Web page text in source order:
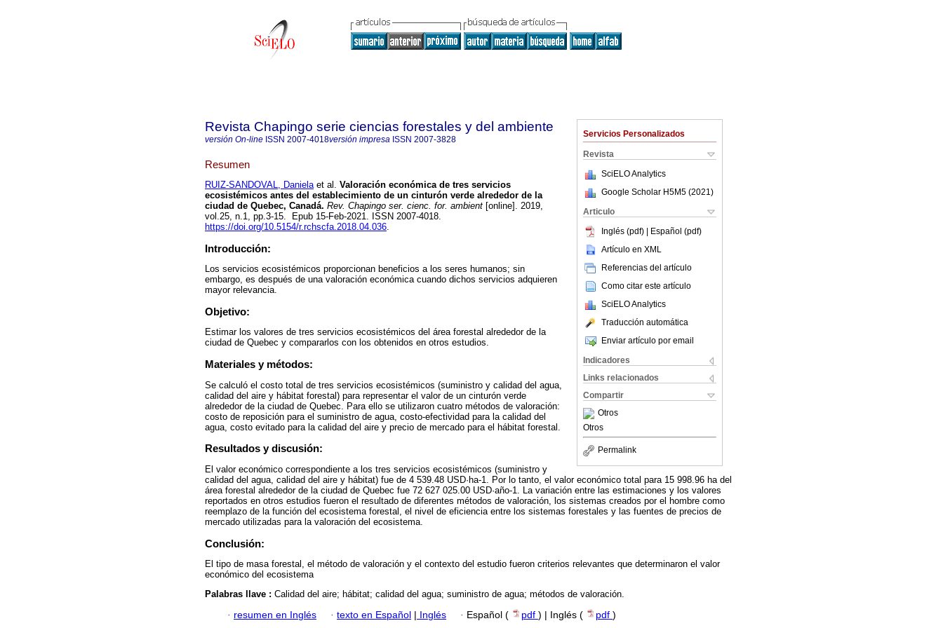
Servicios Personalizados
Revista
SciELO Analytics
Google Scholar H5M5 (2021 )
Articulo
Inglés (pdf) | Español (pdf)
Artículo en XML
Referencias del artículo
Como citar este artículo
SciELO Analytics
Traducción automática
Enviar artículo por email
Indicadores
Links relacionados
Compartir
Otros
Otros
Permalink
Revista Chapingo serie ciencias forestales y del ambiente
versión On-line ISSN 2007-4018versión impresa ISSN 2007-3828
Resumen
RUIZ-SANDOVAL, Danielaet al. Valoración económica de tres servicios
ecosistémicos antes del establecimiento de un cinturón verde alrededor de la
ciudad de Quebec, Canadá. Rev. Chapingo ser. cienc. for. ambient [online]. 2019,
vol.25, n.1, pp.3-15. Epub 15-Feb-2021. ISSN 2007-4018.
https://doi.org/10.5154/r.rchscfa.2018.04.036.
Introducción:
Los servicios ecosistémicos proporcionan beneficios a los seres humanos; sin
embargo, es después de una valoración económica cuando dichos servicios adquieren
mayor relevancia.
Objetivo:
Estimar los valores de tres servicios ecosistémicos del área forestal alrededor de la
ciudad de Quebec y compararlos con los obtenidos en otros estudios.
Materiales y métodos:
Se calculó el costo total de tres servicios ecosistémicos (suministro y calidad del agua,
calidad del aire y hábitat forestal) para representar el valor de un cinturón verde
alrededor de la ciudad de Quebec. Para ello se utilizaron cuatro métodos de valoración:
costo de reposición para el suministro de agua, costo-efectividad para la calidad del
agua, costo evitado para la calidad del aire y precio de mercado para el hábitat forestal.
Resultados y discusión:
El valor económico correspondiente a los tres servicios ecosistémicos (suministro y
calidad del agua, calidad del aire y hábitat) fue de 4 539.48 USD·ha-1. Por lo tanto, el valor económico total para 15 998.96 ha del
área forestal alrededor de la ciudad de Quebec fue 72 627 025.00 USD·año-1. La variación entre las estimaciones y los valores
reportados en otros estudios fueron el resultado de diferentes métodos de valoración, los sistemas creados por el hombre como
reemplazo de la función del ecosistema forestal, el nivel de eficiencia entre los sistemas forestales y las fuentes de precios de
mercado utilizadas para la valoración del ecosistema.
Conclusión:
El tipo de masa forestal, el método de valoración y el contexto del estudio fueron criterios relevantes que determinaron el valor
económico del ecosistema
Palabras llave : Calidad del aire; hábitat; calidad del agua; suministro de agua; métodos de valoración.
· resumen en Inglés · texto en Español Inglés · Español ( pdf ) | Inglés ( pdf )